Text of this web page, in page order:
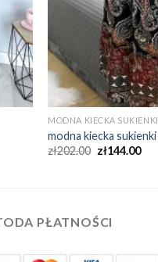
MODNA KIECKA SUKIENKI
modna kiecka sukienki
zł202.00 zł144.00
PŁATNOŚCI